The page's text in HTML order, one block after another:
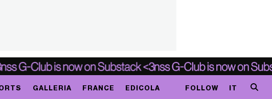
GALLERIA FRANCE EDICOLA FOLLOW IT